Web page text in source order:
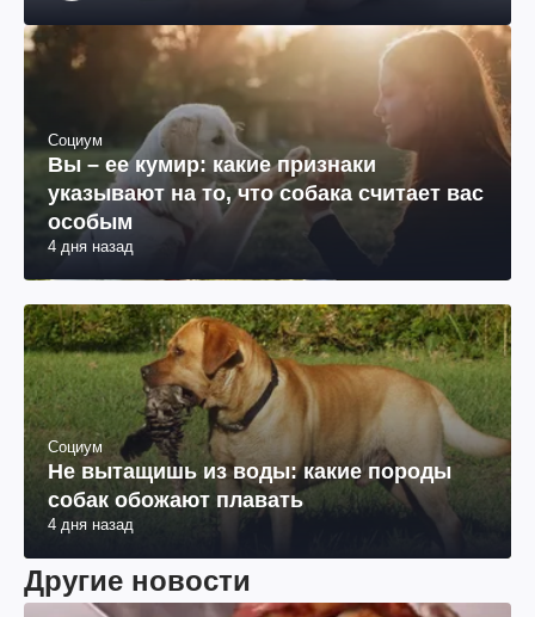
Социум
Вы – ее кумир: какие признаки
указывают на то, что собака считает вас
особым
4 дня назад
Социум
Не вытащишь из воды: какие породы
собак обожают плавать
4 дня назад
Другие новости